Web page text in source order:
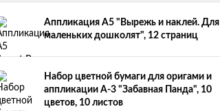
Аппликация А5 "Вырежь и наклей. Для
маленьких дошколят", 12 страниц
Набор цветной бумаги для оригами и
аппликации А-3 "Забавная Панда", 10
цветов, 10 листов